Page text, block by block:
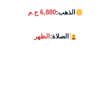
الذهب:6,880 ج.م
الصلاة:الظهر